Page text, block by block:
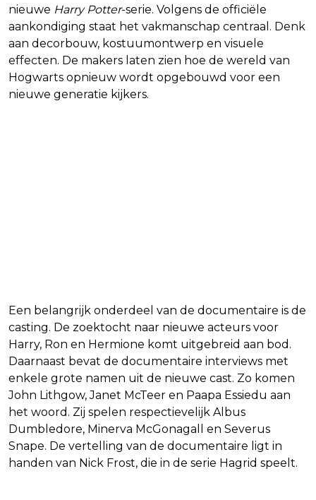
nieuwe Harry Potter-serie. Volgens de officiële
aankondiging staat het vakmanschap centraal. Denk
aan decorbouw, kostuumontwerp en visuele
effecten. De makers laten zien hoe de wereld van
Hogwarts opnieuw wordt opgebouwd voor een
nieuwe generatie kijkers.
Een belangrijk onderdeel van de documentaire is de
casting. De zoektocht naar nieuwe acteurs voor
Harry, Ron en Hermione komt uitgebreid aan bod.
Daarnaast bevat de documentaire interviews met
enkele grote namen uit de nieuwe cast. Zo komen
John Lithgow, Janet McTeer en Paapa Essiedu aan
het woord. Zij spelen respectievelijk Albus
Dumbledore, Minerva McGonagall en Severus
Snape. De vertelling van de documentaire ligt in
handen van Nick Frost, die in de serie Hagrid speelt.